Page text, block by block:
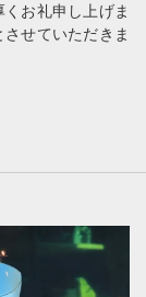
お礼申し上げま
せていただきま